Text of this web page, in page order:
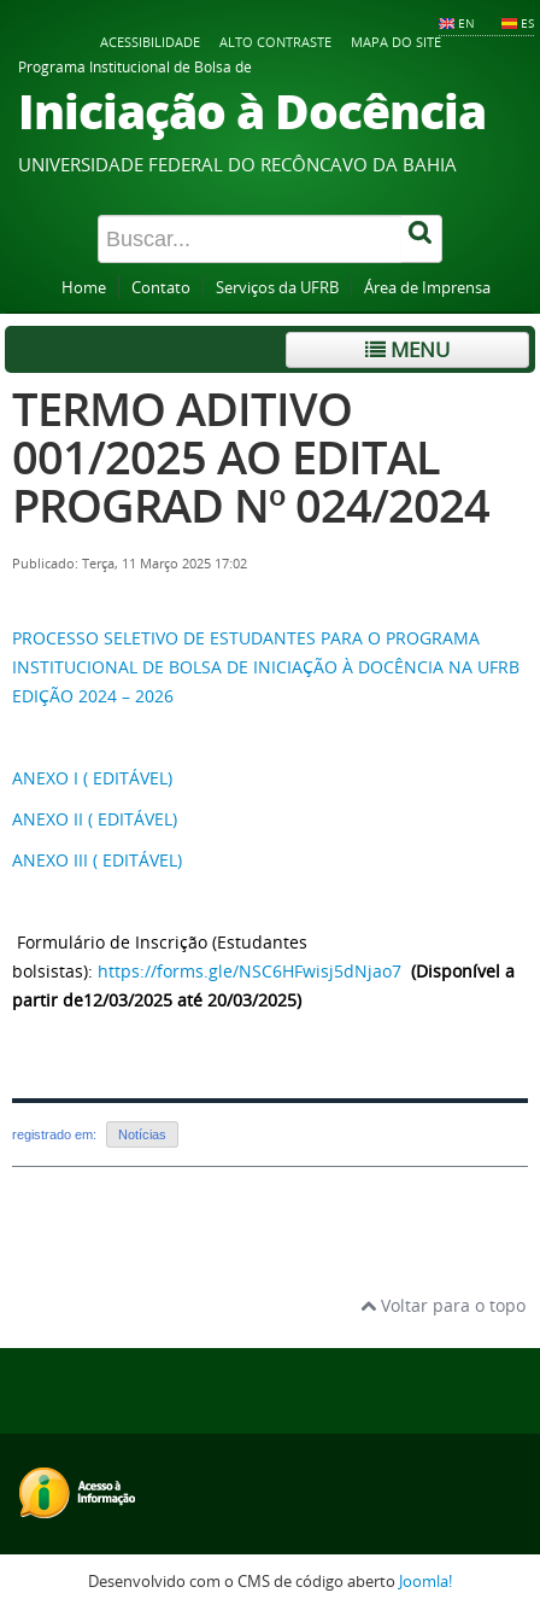
EN ES
ACESSIBILIDADE ALTO CONTRASTE
MAPA DO SITE
Programa Institucional de Bolsa de
Iniciação à Docência
UNIVERSIDADE FEDERAL DO RECÔNCAVO DA BAHIA
Home Contato Serviços da UFRB Área de Imprensa
MENU
TERMO ADITIVO
001/2025 AO EDITAL
PROGRAD Nº 024/2024
Publicado: Terça, 11 Março 2025 17:02
PROCESSO SELETIVO DE ESTUDANTES PARA O PROGRAMA
INSTITUCIONAL DE BOLSA DE INICIAÇÃO À DOCÊNCIA NA UFRB
EDIÇÃO 2024 – 2026
ANEXO I ( EDITÁVEL)
ANEXO II ( EDITÁVEL)
ANEXO III ( EDITÁVEL)
Formulário de Inscrição (Estudantes
bolsistas): https://forms.gle/NSC6HFwisj5dNjao7 (Disponível a
partir de12/03/2025 até 20/03/2025)
registrado em: Notícias
Voltar para o topo
Desenvolvido com o CMS de código aberto Joomla!